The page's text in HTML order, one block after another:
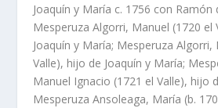
Joaquí­n y Marí­a c. 1756 con Ramón
Mesperuza Algorri, Manuel (1720 el
Joaquí­n y Marí­a; Mesperuza Algorri,
Valle), hijo de Joaquí­n y Marí­a;
Manuel Ignacio (1721 el Valle), hijo
Mesperuza Ansoleaga, Marí­a (b.